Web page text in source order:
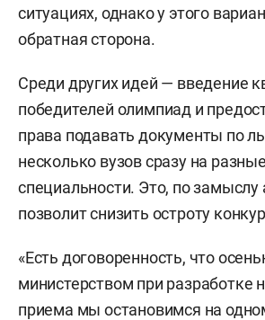
ситуациях, однако у этого
обратная сторона.
Среди других идей — введение
победителей олимпиад и
права подавать документы по
несколько вузов сразу на разные
специальности. Это, по замыслу
позволит снизить остроту
«Есть договоренность, что
министерством при разработке
приема мы остановимся на